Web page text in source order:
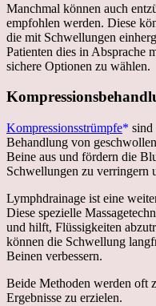
Manchmal können auch
empfohlen werden. Diese
die mit Schwellungen
Patienten dies in Absprache
sichere Optionen zu wählen.
Kompressionsstrümpfe
sind
Behandlung von
Beine aus und fördern die
Schwellungen zu verringern
Lymphdrainage ist eine
Diese spezielle
und hilft, Flüssigkeiten
können die Schwellung
Beinen verbessern.
Beide Methoden werden oft
Ergebnisse zu erzielen.